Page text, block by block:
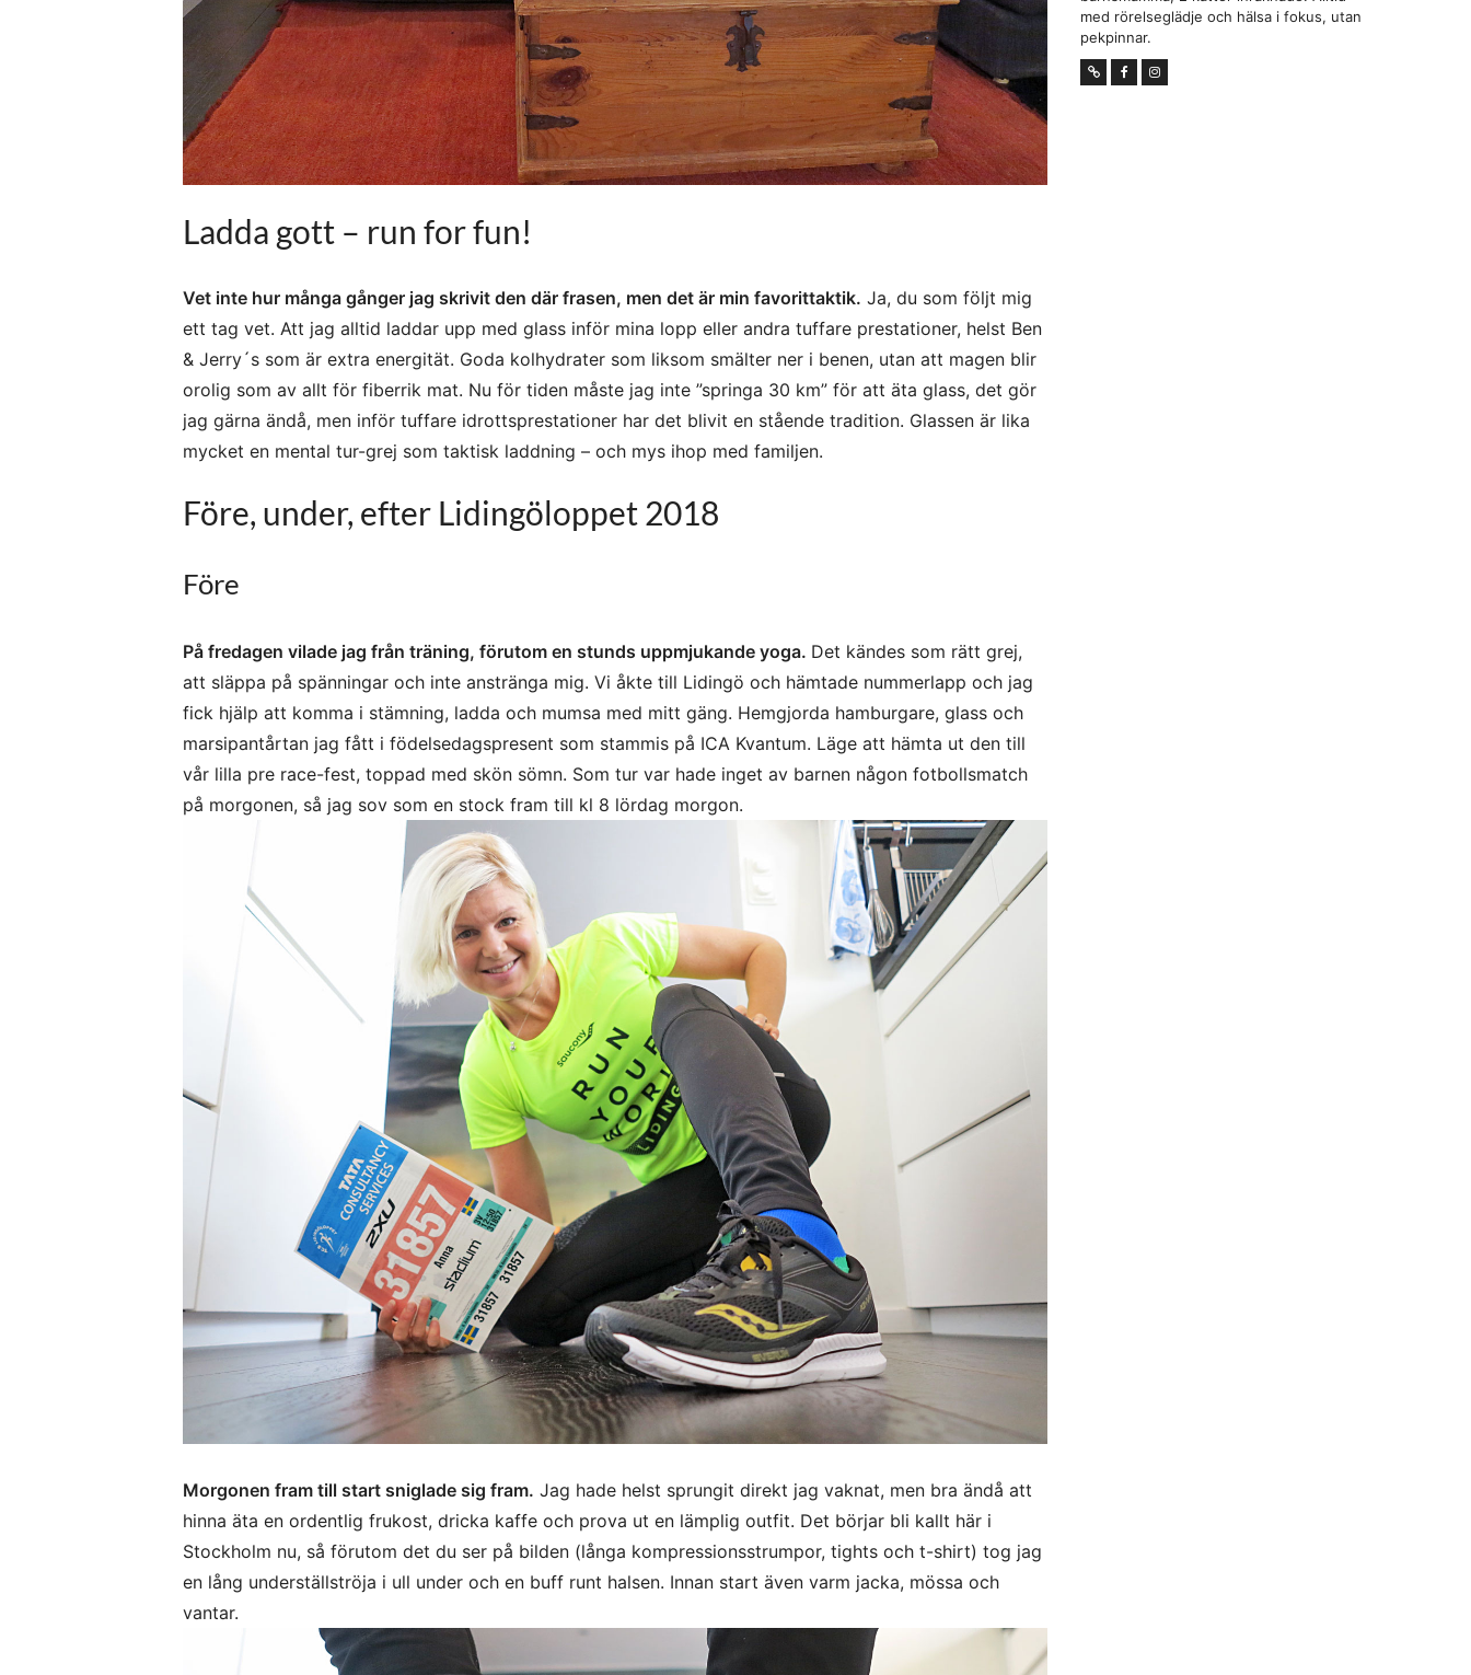
Ladda gott – run for fun!
Vet inte hur många gånger jag skrivit den där frasen, men det är min favorittaktik. Ja, du som följt mig
ett tag vet. Att jag alltid laddar upp med glass inför mina lopp eller andra tuffare prestationer, helst Ben
& Jerry´s som är extra energität. Goda kolhydrater som liksom smälter ner i benen, utan att magen blir
orolig som av allt för fiberrik mat. Nu för tiden måste jag inte ”springa 30 km” för att äta glass, det gör
jag gärna ändå, men inför tuffare idrottsprestationer har det blivit en stående tradition. Glassen är lika
mycket en mental tur-grej som taktisk laddning – och mys ihop med familjen.
Före, under, efter Lidingöloppet 2018
Före
På fredagen vilade jag från träning, förutom en stunds uppmjukande yoga. Det kändes som rätt grej,
att släppa på spänningar och inte anstränga mig. Vi åkte till Lidingö och hämtade nummerlapp och jag
fick hjälp att komma i stämning, ladda och mumsa med mitt gäng. Hemgjorda hamburgare, glass och
marsipantårtan jag fått i födelsedagspresent som stammis på ICA Kvantum. Läge att hämta ut den till
vår lilla pre race-fest, toppad med skön sömn. Som tur var hade inget av barnen någon fotbollsmatch
på morgonen, så jag sov som en stock fram till kl 8 lördag morgon.
Morgonen fram till start sniglade sig fram. Jag hade helst sprungit direkt jag vaknat, men bra ändå att
hinna äta en ordentlig frukost, dricka kaffe och prova ut en lämplig outfit. Det börjar bli kallt här i
Stockholm nu, så förutom det du ser på bilden (långa kompressionsstrumpor, tights och t-shirt) tog jag
en lång underställströja i ull under och en buff runt halsen. Innan start även varm jacka, mössa och
vantar.
med rörelseglädje och hälsa i fokus, utan
pekpinnar.